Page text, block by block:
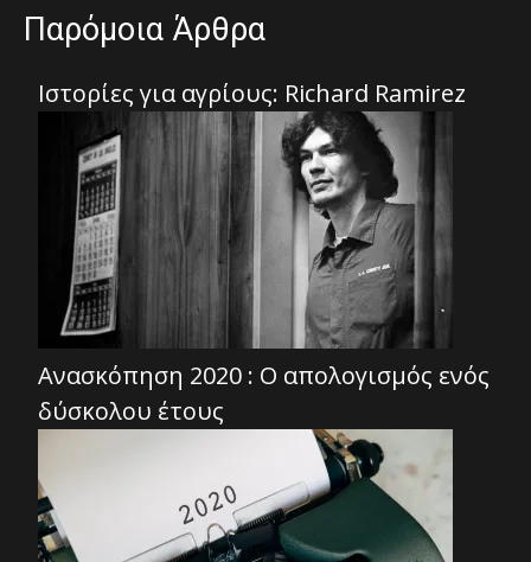
Παρόμοια Άρθρα
Ιστορίες για αγρίους: Richard Ramirez
Ανασκόπηση 2020 : Ο απολογισμός ενός
δύσκολου έτους